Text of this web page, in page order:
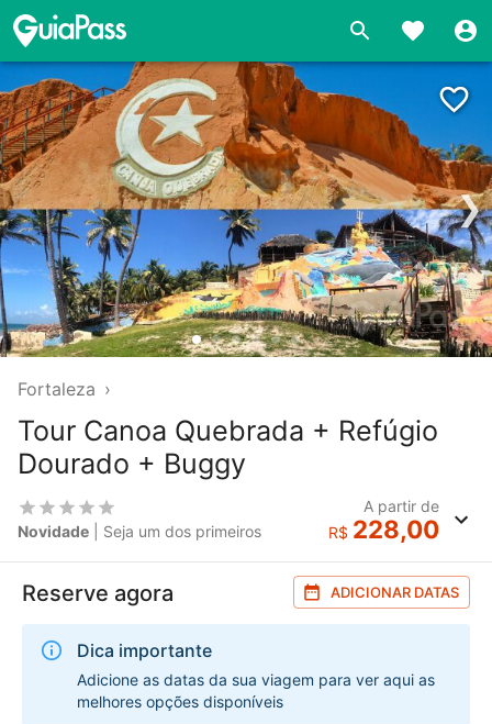
❯
Fortaleza ›
Tour Canoa Quebrada + Refúgio
Dourado + Buggy
Novidade | Seja um dos primeiros
A partir de
R$ 228,00
Reserve agora ADICIONAR DATAS
Dica importante
Adicione as datas da sua viagem para ver aqui as
melhores opções disponíveis